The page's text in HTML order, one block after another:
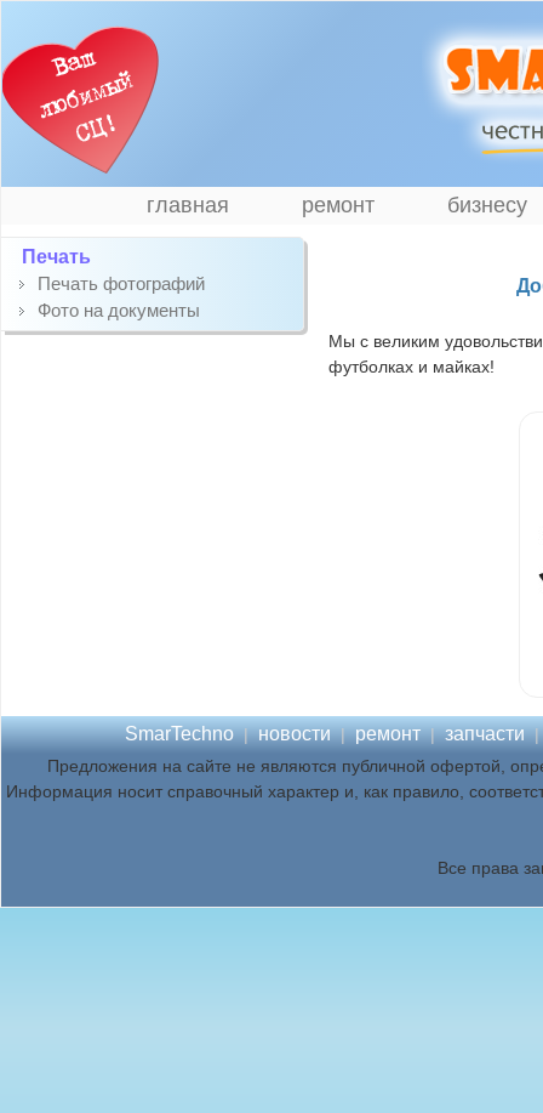
главная ремонт бизнесу
Печать
Печать фотографий
Фото на документы
Мы с великим
футболках и майках!
SmarTechno | новости | ремонт | запчасти |
Предложения на сайте не являются публичной офертой,
Информация носит справочный характер и, как правило,
Все права